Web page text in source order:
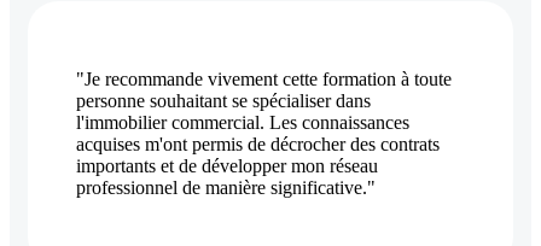
"Je recommande vivement cette formation à toute
personne souhaitant se spécialiser dans
l'immobilier commercial. Les connaissances
acquises m'ont permis de décrocher des contrats
importants et de développer mon réseau
professionnel de manière significative."